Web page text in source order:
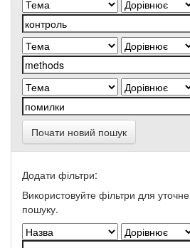
Почати новий пошук
Додати фільтри:
Використовуйте фільтри для
пошуку.